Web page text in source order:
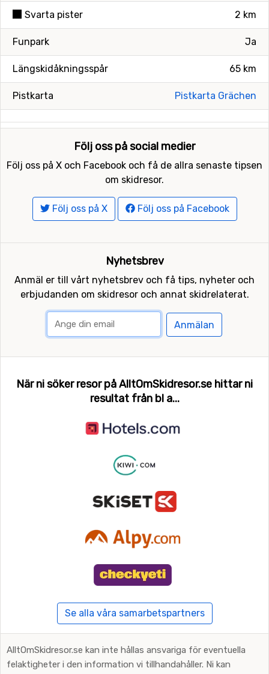
2 km
Svarta pister
Ja
Funpark
65 km
Längskidåkningsspår
Pistkarta Grächen
Pistkarta
Följ oss på social medier
Följ oss på X och Facebook och få de allra senaste tipsen
om skidresor.
Följ oss på X Följ oss på Facebook
Nyhetsbrev
Anmäl er till vårt nyhetsbrev och få tips, nyheter och
erbjudanden om skidresor och annat skidrelaterat.
Anmälan
När ni söker resor på AlltOmSkidresor.se hittar ni
resultat från bl a...
Se alla våra samarbetspartners
AlltOmSkidresor.se kan inte hållas ansvariga för eventuella
felaktigheter i den information vi tillhandahåller. Ni kan